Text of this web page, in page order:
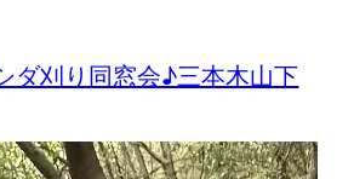
刈り同窓会♪三本木山下